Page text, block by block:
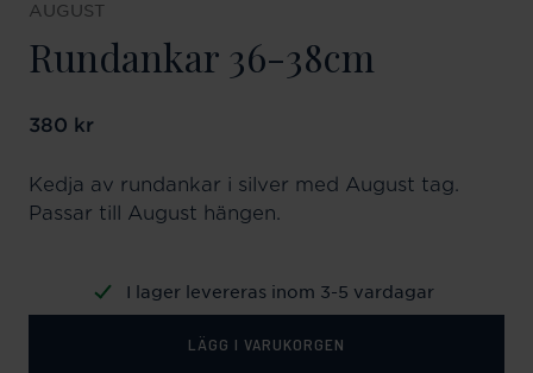
AUGUST
Rundankar 36-38cm
Pris:380 kr
380 kr
Kedja av rundankar i silver med August tag.
Passar till August hängen.
I lager levereras inom 3-5 vardagar
LÄGG I VARUKORGEN